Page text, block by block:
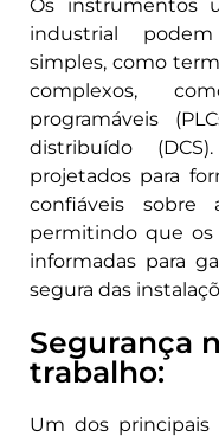
Os instrumentos
industrial
simples, como
complexos,
programáveis
distribuído
projetados para
confiáveis ​​sobre
permitindo que os
informadas para
segura das
Segurança
trabalho:
Um dos